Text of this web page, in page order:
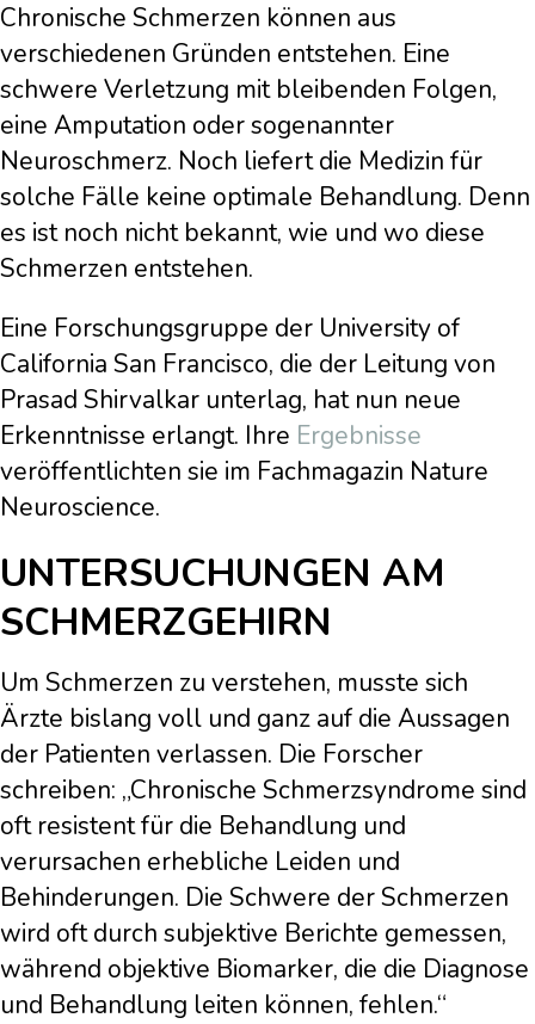
Chronische Schmerzen können aus
verschiedenen Gründen entstehen. Eine
schwere Verletzung mit bleibenden Folgen,
eine Amputation oder sogenannter
Neuroschmerz. Noch liefert die Medizin für
solche Fälle keine optimale Behandlung. Denn
es ist noch nicht bekannt, wie und wo diese
Schmerzen entstehen.
Eine Forschungsgruppe der University of
California San Francisco, die der Leitung von
Prasad Shirvalkar unterlag, hat nun neue
Erkenntnisse erlangt. Ihre Ergebnisse
veröffentlichten sie im Fachmagazin Nature
Neuroscience.
UNTERSUCHUNGEN AM
SCHMERZGEHIRN
Um Schmerzen zu verstehen, musste sich
Ärzte bislang voll und ganz auf die Aussagen
der Patienten verlassen. Die Forscher
schreiben: „Chronische Schmerzsyndrome sind
oft resistent für die Behandlung und
verursachen erhebliche Leiden und
Behinderungen. Die Schwere der Schmerzen
wird oft durch subjektive Berichte gemessen,
während objektive Biomarker, die die Diagnose
und Behandlung leiten können, fehlen.“